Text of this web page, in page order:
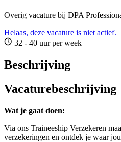
Overig vacature bij DPA
Helaas, deze vacature is niet actief.
32 - 40 uur per week
Beschrijving
Vacaturebeschrijving
Wat je gaat doen:
Via ons Traineeship Verzekeren
verzekeringen en ontdek je waar